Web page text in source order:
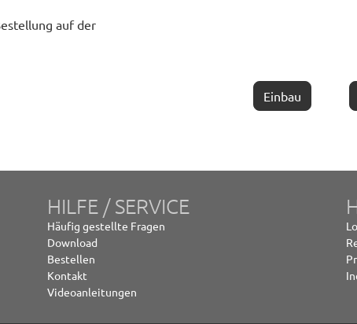
auf der
Einbau
HILFE / SERVICE
Häufig gestellte Fragen
Download
Bestellen
Kontakt
Videoanleitungen